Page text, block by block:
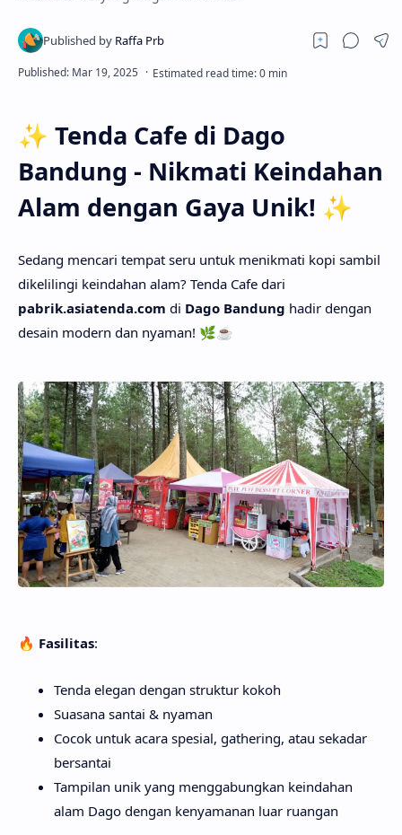
✨ Tenda Cafe di Dago
Bandung - Nikmati Keindahan
Alam dengan Gaya Unik! ✨
Sedang mencari tempat seru untuk menikmati kopi sambil
dikelilingi keindahan alam? Tenda Cafe dari
pabrik.asiatenda.com di Dago Bandung hadir dengan
desain modern dan nyaman! 🌿☕️
🔥 Fasilitas:
Tenda elegan dengan struktur kokoh
Suasana santai & nyaman
Cocok untuk acara spesial, gathering, atau sekadar
bersantai
Tampilan unik yang menggabungkan keindahan
alam Dago dengan kenyamanan luar ruangan